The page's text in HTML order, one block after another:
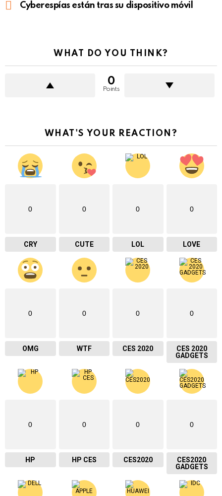
Cyberespías están tras su dispositivo móvil
WHAT DO YOU THINK?
0
Points
WHAT'S YOUR REACTION?
0
CRY
0
CUTE
0
LOL
0
LOVE
0
OMG
0
WTF
0
CES 2020
0
CES 2020
GADGETS
0
HP
0
HP CES
0
CES2020
0
CES2020
GADGETS